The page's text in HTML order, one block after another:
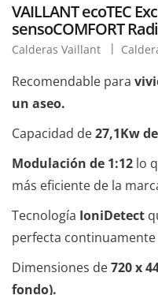
VAILLANT ecoTEC
sensoCOMFORT
Calderas Vaillant
Recomendable para
un aseo.
Capacidad de27,1Kw
Modulación de 1:12 lo
más eficiente de la
Tecnología IoniDetect
perfecta continuamente
Dimensiones de720 x
fondo).